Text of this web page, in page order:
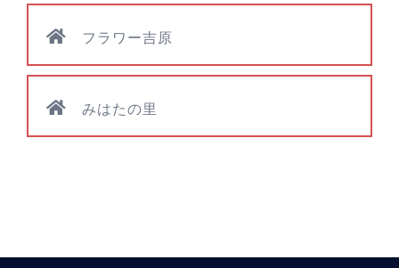
フラワー吉原
みはたの里